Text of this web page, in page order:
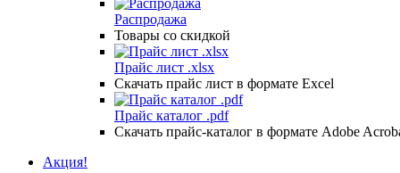
Распродажа
Товары со скидкой
Прайс лист .xlsx
Скачать прайс лист в формате Excel
Прайс каталог .pdf
Скачать прайс-каталог в формате Adobe
Акция!